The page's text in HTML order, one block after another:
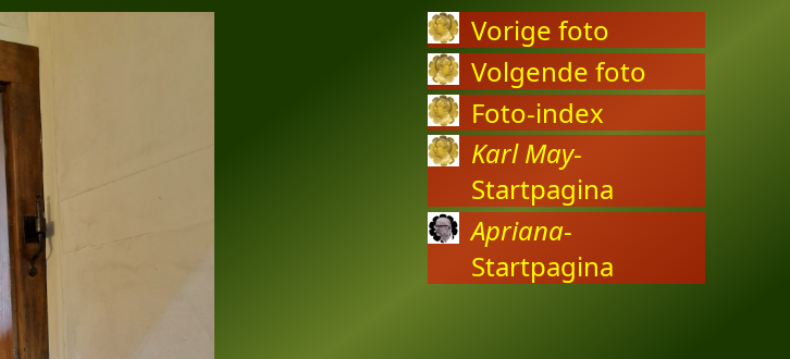
Vorige foto
Volgende foto
Foto-index
Karl May-
Startpagina
Apriana-
Startpagina